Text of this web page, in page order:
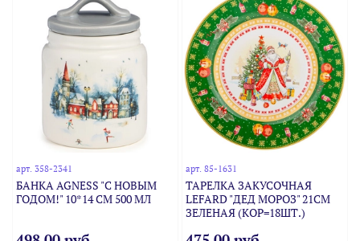
арт.358-2341
БАНКА AGNESS "С НОВЫМ
ГОДОМ!" 10*14 СМ 500 МЛ
арт. 85-1631
ТАРЕЛКА ЗАКУСОЧНАЯ
LEFARD "ДЕД МОРОЗ" 21СМ
ЗЕЛЕНАЯ (КОР=18ШТ.)